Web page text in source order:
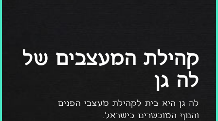
קהילת המעצבים של
לה גן
לה גן היא בית לקהילת מעצבי הפנים
והנוף המוכשרים בישראל.